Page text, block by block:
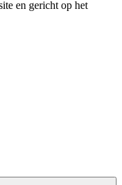
en gericht op het